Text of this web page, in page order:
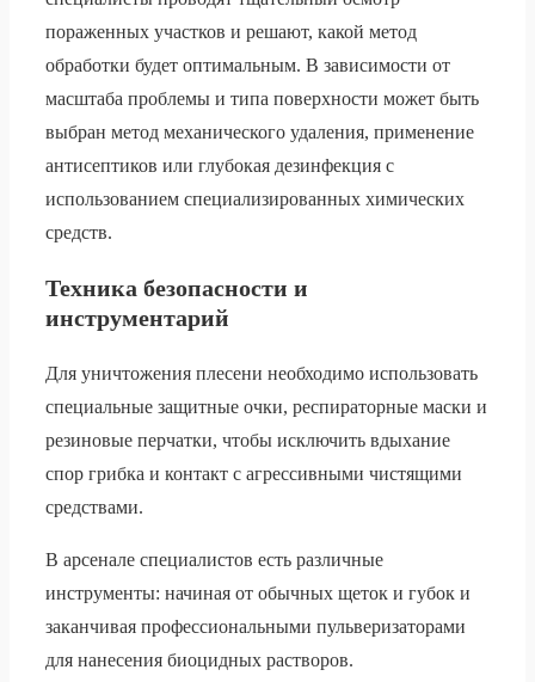
пораженных участков и решают, какой метод
обработки будет оптимальным. В зависимости от
масштаба проблемы и типа поверхности может быть
выбран метод механического удаления, применение
антисептиков или глубокая дезинфекция с
использованием специализированных химических
средств.
Техника безопасности и
инструментарий
Для уничтожения плесени необходимо использовать
специальные защитные очки, респираторные маски и
резиновые перчатки, чтобы исключить вдыхание
спор грибка и контакт с агрессивными чистящими
средствами.
В арсенале специалистов есть различные
инструменты: начиная от обычных щеток и губок и
заканчивая профессиональными пульверизаторами
для нанесения биоцидных растворов.